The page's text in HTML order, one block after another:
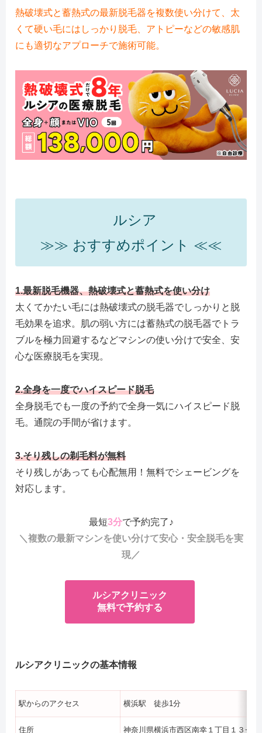
熱破壊式と蓄熱式の最新脱毛器を複数使い分けて、太
くて硬い毛にはしっかり脱毛、アトピーなどの敏感肌
にも適切なアプローチで施術可能。
ルシア
≫≫ おすすめポイント ≪≪
1.最新脱毛機器、熱破壊式と蓄熱式を使い分け
太くてかたい毛には熱破壊式の脱毛器でしっかりと脱
毛効果を追求。肌の弱い方には蓄熱式の脱毛器でトラ
ブルを極力回避するなどマシンの使い分けで安全、安
心な医療脱毛を実現。
2.全身を一度でハイスピード脱毛
全身脱毛でも一度の予約で全身一気にハイスピード脱
毛。通院の手間が省けます。
3.そり残しの剃毛料が無料
そり残しがあっても心配無用！無料でシェービングを
対応します。
最短3分で予約完了♪
＼複数の最新マシンを使い分けて安心・安全脱毛を実
現／
ルシアクリニック
無料で予約する
ルシアクリニックの基本情報
駅からのアクセス 横浜駅 徒歩1分
住所 神奈川県横浜市西区南幸１丁目１３−１